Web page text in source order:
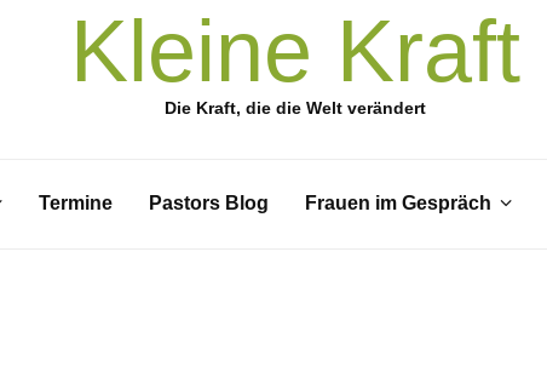
Kleine Kraft
Die Kraft, die die Welt verändert
Termine Pastors Blog Frauen im Gespräch